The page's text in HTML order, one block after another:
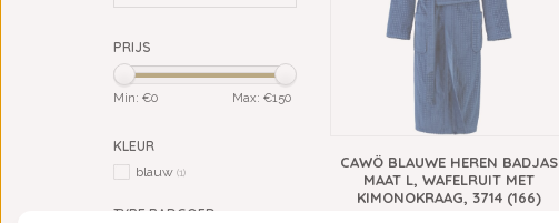
PRIJS
Min: €0 Max: €150
KLEUR
blauw (1)
TYPE BADGOED
CAWÖ BLAUWE HEREN BADJAS
MAAT L, WAFELRUIT MET
KIMONOKRAAG, 3714 (166)